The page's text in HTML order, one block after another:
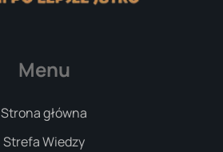
Menu
Strona główna
Strefa Wiedzy